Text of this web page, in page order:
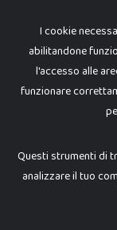
Dadi e Mattoncini è un
espressamente
brand elencati nel
I prezzi e le
negozio.
Giocabene Srl - via della
P.IVA 02608090425 -
I cookie
abilitandone
l'accesso alle
funzionare
Questi strumenti di
analizzare il tuo